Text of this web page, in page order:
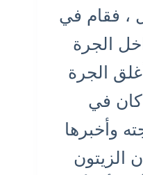
، فقام في
الجرة
الجرة
في
وأخبرها
الزيتون